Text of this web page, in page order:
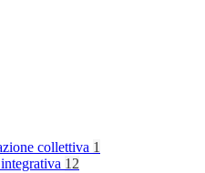
collettiva 1
12